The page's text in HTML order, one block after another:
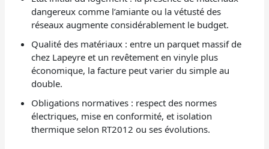
dangereux comme l’amiante ou la vétusté des
réseaux augmente considérablement le budget.
Qualité des matériaux : entre un parquet massif de
chez Lapeyre et un revêtement en vinyle plus
économique, la facture peut varier du simple au
double.
Obligations normatives : respect des normes
électriques, mise en conformité, et isolation
thermique selon RT2012 ou ses évolutions.